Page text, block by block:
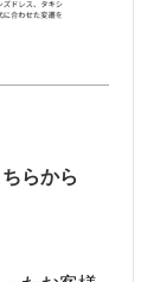
らから